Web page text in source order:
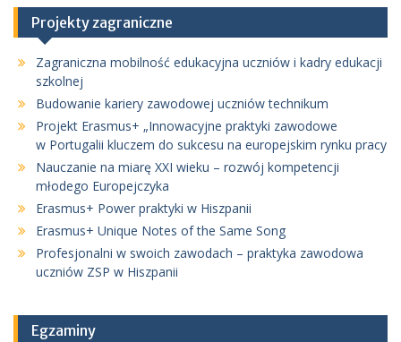
Projekty zagraniczne
Zagraniczna mobilność edukacyjna uczniów i kadry edukacji
szkolnej
Budowanie kariery zawodowej uczniów technikum
Projekt Erasmus+ „Innowacyjne praktyki zawodowe
w Portugalii kluczem do sukcesu na europejskim rynku pracy
Nauczanie na miarę XXI wieku – rozwój kompetencji
młodego Europejczyka
Erasmus+ Power praktyki w Hiszpanii
Erasmus+ Unique Notes of the Same Song
Profesjonalni w swoich zawodach – praktyka zawodowa
uczniów ZSP w Hiszpanii
Egzaminy